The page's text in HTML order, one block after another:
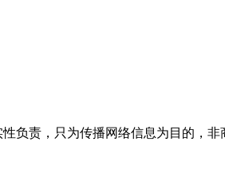
负责，只为传播网络信息为目的，